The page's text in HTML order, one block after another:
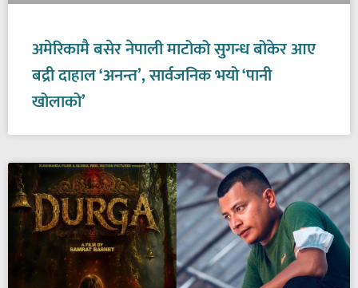
अमेरिकामै बसेर नेपाली माटोको सुगन्ध बोकेर आए
बद्री दाहाल ‘अनन्त’, सार्वजनिक भयो ‘पानी
खोलाको’